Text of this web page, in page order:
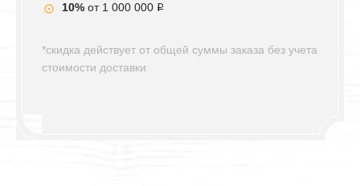
10% от 1 000 000 i
*скидка действует от общей суммы заказа без учета
стоимости доставки